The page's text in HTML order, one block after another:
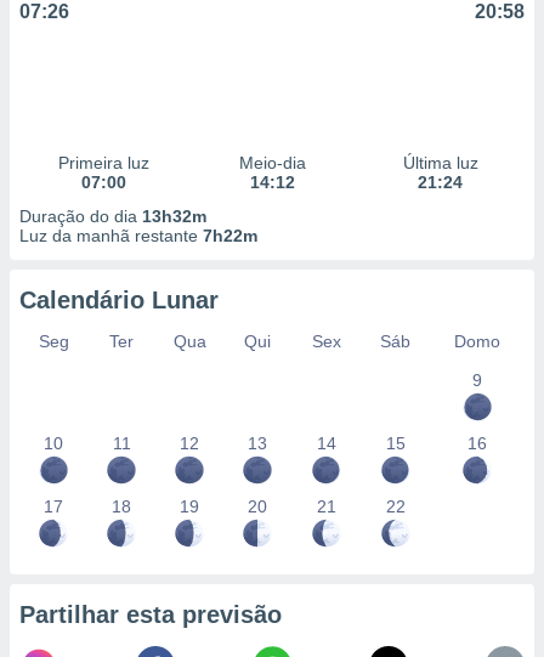
07:26 20:58
Primeira luz
07:00
Meio-dia
14:12
Última luz
21:24
Duração do dia 13h32m
Luz da manhã restante 7h22m
Calendário Lunar
Seg Ter Qua Qui Sex Sáb
Domo
9
10 11 12 13 14 15 16
17 18 19 20 21 22
Partilhar esta previsão